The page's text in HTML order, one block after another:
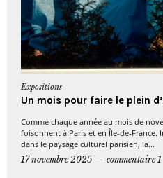
Expositions
Un mois pour faire le plein
Comme chaque année au mois de
foisonnent à Paris et en Île-de-France.
dans le paysage culturel parisien, la...
17 novembre 2025
commentaire 1